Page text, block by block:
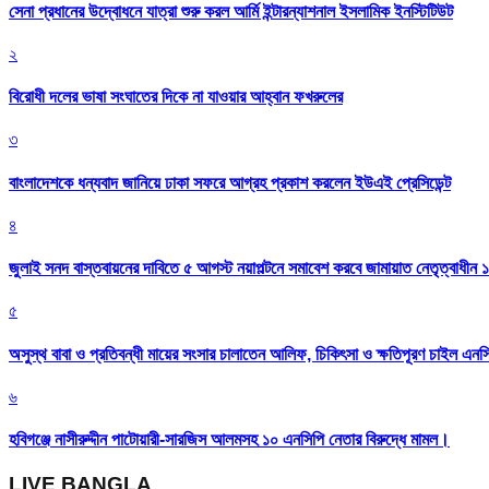
সেনা প্রধানের উদ্বোধনে যাত্রা শুরু করল আর্মি ইন্টারন্যাশনাল ইসলামিক ইনস্টিটিউট
২
বিরোধী দলের ভাষা সংঘাতের দিকে না যাওয়ার আহ্বান ফখরুলের
৩
বাংলাদেশকে ধন্যবাদ জানিয়ে ঢাকা সফরে আগ্রহ প্রকাশ করলেন ইউএই প্রেসিডেন্ট
৪
জুলাই সনদ বাস্তবায়নের দাবিতে ৫ আগস্ট নয়াপল্টনে সমাবেশ করবে জামায়াত নেতৃত্বাধীন
৫
অসুস্থ বাবা ও প্রতিবন্ধী মায়ের সংসার চালাতেন আলিফ, চিকিৎসা ও ক্ষতিপূরণ চাইল
৬
হবিগঞ্জে নাসীরুদ্দীন পাটোয়ারী-সারজিস আলমসহ ১০ এনসিপি নেতার বিরুদ্ধে মামল।